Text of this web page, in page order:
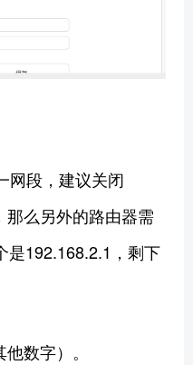
网段，建议关闭
那么另外的路由器需
是192.168.2.1，剩下
数字）。